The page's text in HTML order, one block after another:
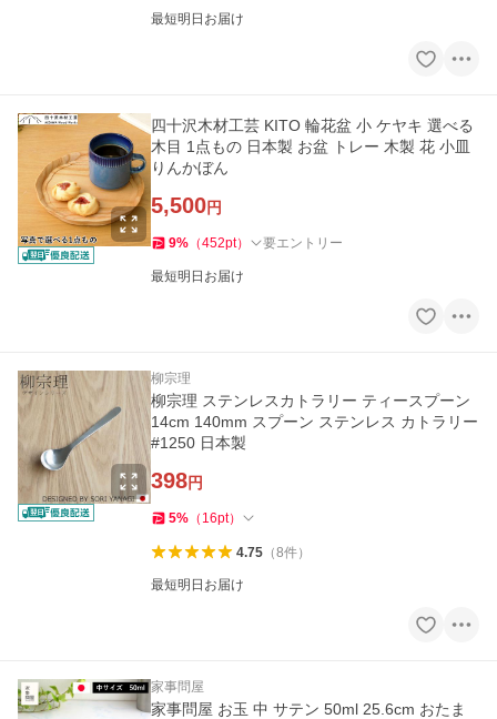
最短明日お届け
四十沢木材工芸 KITO 輪花盆 小 ケヤキ 選べる
木目 1点もの 日本製 お盆 トレー 木製 花 小皿
りんかぼん
5,500円
9% （452pt） 要エントリー
最短明日お届け
柳宗理
柳宗理 ステンレスカトラリー ティースプーン
14cm 140mm スプーン ステンレス カトラリー
#1250 日本製
398円
5% （ 16pt）
4.75（8件）
最短明日お届け
家事問屋
家事問屋 お玉 中 サテン 50ml 25.6cm おたま